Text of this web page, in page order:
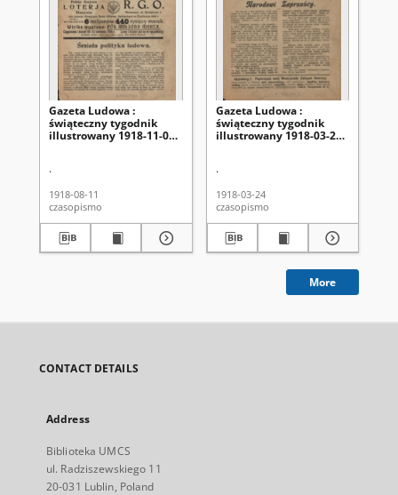
Gazeta Ludowa :
świąteczny tygodnik
illustrowany 1918-11-08,
.
1918-08-11
czasopismo
Gazeta Ludowa :
świąteczny tygodnik
illustrowany 1918-03-24,
.
1918-03-24
czasopismo
More
CONTACT DETAILS
Address
Biblioteka UMCS
ul. Radziszewskiego 11
20-031 Lublin, Poland